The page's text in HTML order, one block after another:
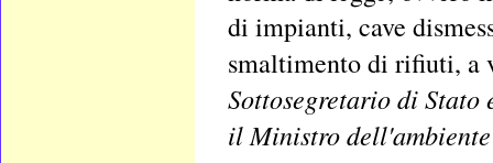
di impianti, cave
smaltimento di rifiuti, a
Sottosegretario di Stato
il Ministro